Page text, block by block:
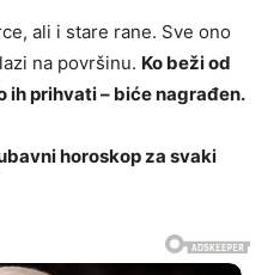
ali i stare rane. Sve ono
na površinu. Ko beži od
ih prihvati – biće nagrađen.
horoskop za svaki